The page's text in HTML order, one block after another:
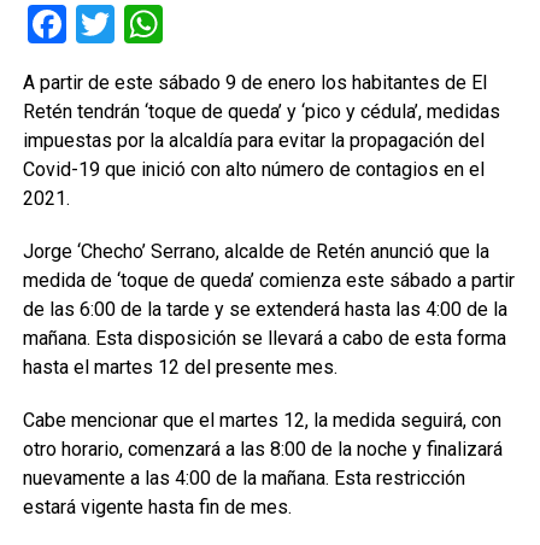
Facebook
TwitterWhatsApp
A partir de este sábado 9 de enero los habitantes de El
Retén tendrán ‘toque de queda’ y ‘pico y cédula’, medidas
impuestas por la alcaldía para evitar la propagación del
Covid-19 que inició con alto número de contagios en el
2021.
Jorge ‘Checho’ Serrano, alcalde de Retén anunció que la
medida de ‘toque de queda’ comienza este sábado a partir
de las 6:00 de la tarde y se extenderá hasta las 4:00 de la
mañana. Esta disposición se llevará a cabo de esta forma
hasta el martes 12 del presente mes.
Cabe mencionar que el martes 12, la medida seguirá, con
otro horario, comenzará a las 8:00 de la noche y finalizará
nuevamente a las 4:00 de la mañana. Esta restricción
estará vigente hasta fin de mes.